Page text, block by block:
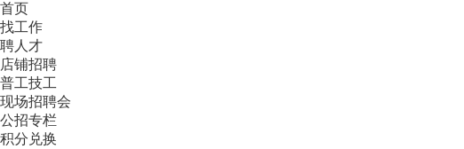
首页
找工作
聘人才
店铺招聘
普工技工
现场招聘会
公招专栏
积分兑换